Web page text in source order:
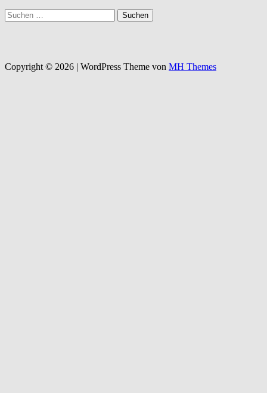
Suchen
nach:
Copyright © 2026 | WordPress Theme von MH Themes